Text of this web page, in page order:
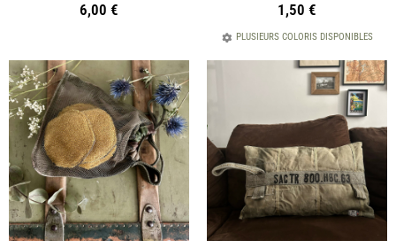
6,00 € 1,50 €
PLUSIEURS COLORIS DISPONIBLES